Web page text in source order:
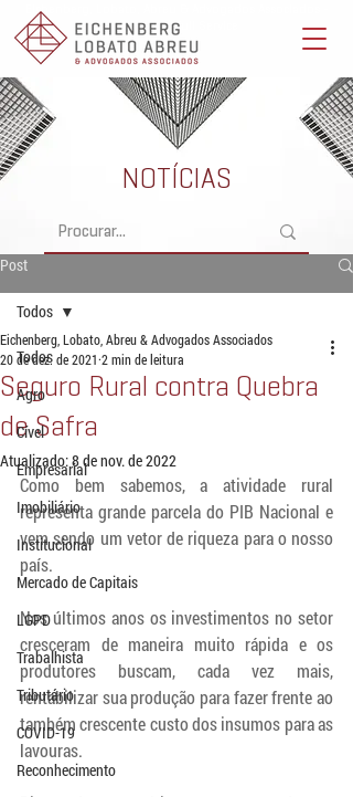
Eichenberg, Lobato, Abreu & Advogados Associados -
Advocacia Full Service
Post
Todos
Agro
Cível
Empresarial
Imobiliário
Institucional
Mercado de Capitais
LGPD
Trabalhista
Tributário
COVID-19
Reconhecimento
Todos
Seguro Rural contra Quebra
de Safra
Eichenberg, Lobato, Abreu & Advogados Associados
20 de dez. de 2021 2 min de leitura
Atualizado:8 de nov. de 2022
Como bem sabemos, a atividade rural
representa grande parcela do PIB Nacional e
vem sendo um vetor de riqueza para o nosso
país.
Nos últimos anos os investimentos no setor
cresceram de maneira muito rápida e os
produtores buscam, cada vez mais,
rentabilizar sua produção para fazer frente ao
também crescente custo dos insumos para as
lavouras.
NOTÍCIAS